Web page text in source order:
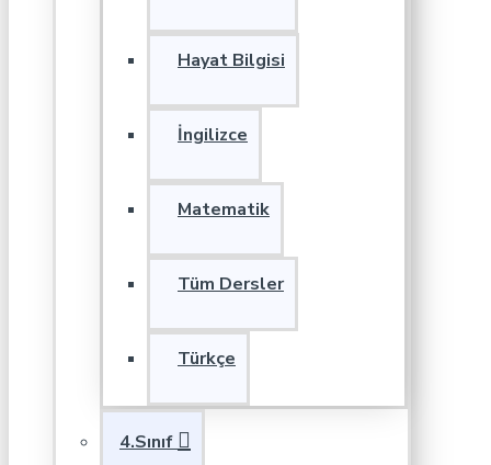
Hayat Bilgisi
İngilizce
Matematik
Tüm Dersler
Türkçe
4.Sınıf